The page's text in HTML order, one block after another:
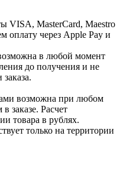
VISA, MasterCard, Maestro
через Apple Pay и
в любой момент
до получения и не
возможна при любом
заказе. Расчет
товара в рублях.
только на территории